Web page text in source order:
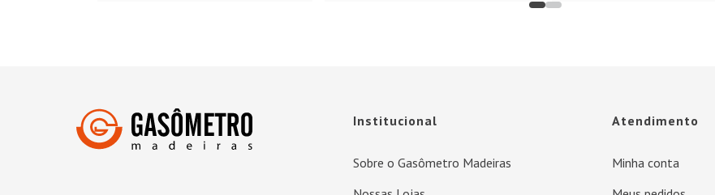
Institucional
Sobre o Gasômetro Madeiras
Atendimento
Minha conta